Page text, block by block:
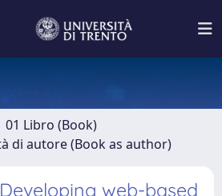
01 Libro (Book)
di autore (Book as author)
web-based